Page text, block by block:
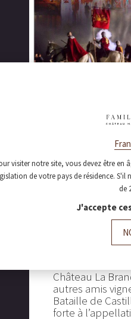
Emilion !
en
Château La
autres amis
Bataille de
forte à
visiter notre site, vous devez être en
de votre pays de résidence. S'il
de
J'accepte